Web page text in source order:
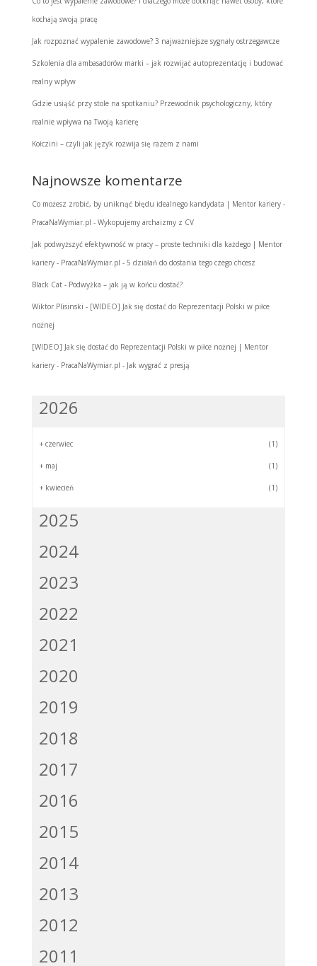
kochają swoją pracę
Jak rozpoznać wypalenie zawodowe? 3 najważniejsze sygnały ostrzegawcze
Szkolenia dla ambasadorów marki – jak rozwijać autoprezentację i budować
realny wpływ
Gdzie usiąść przy stole na spotkaniu? Przewodnik psychologiczny, który
realnie wpływa na Twoją karierę
Kołczini – czyli jak język rozwija się razem z nami
Najnowsze komentarze
Co możesz zrobić, by uniknąć błędu idealnego kandydata | Mentor kariery -
PracaNaWymiar.pl - Wykopujemy archaizmy z CV
Jak podwyższyć efektywność w pracy – proste techniki dla każdego | Mentor
kariery - PracaNaWymiar.pl - 5 działań do dostania tego czego chcesz
Black Cat- Podwyżka – jak ją w końcu dostać?
Wiktor Plisinski - [WIDEO] Jak się dostać do Reprezentacji Polski w piłce
nożnej
[WIDEO] Jak się dostać do Reprezentacji Polski w piłce nożnej | Mentor
kariery - PracaNaWymiar.pl - Jak wygrać z presją
2026
+ czerwiec (1)
+ maj (1)
+ kwiecień (1)
2025
2024
2023
2022
2021
2020
2019
2018
2017
2016
2015
2014
2013
2012
2011